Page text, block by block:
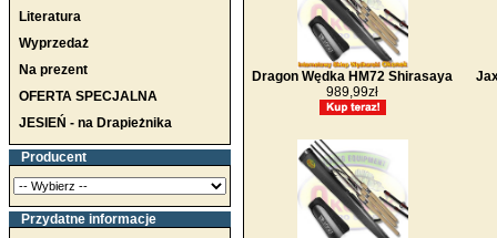
Literatura
Wyprzedaż
Na prezent
OFERTA SPECJALNA
JESIEŃ - na Drapieżnika
Producent
Przydatne informacje
Dragon Wędka HM72 Shirasaya
989,99zł